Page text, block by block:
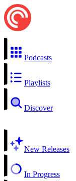
Podcasts
Playlists
Discover
New Releases
In Progress